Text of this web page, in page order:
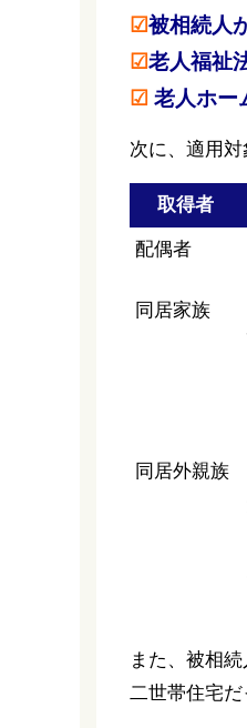
☑被相続人
☑老人福祉
☑ 老人ホー
次に、適用
取得者
配偶者
同居家族
同居外親族
また、被相
二世帯住宅だ